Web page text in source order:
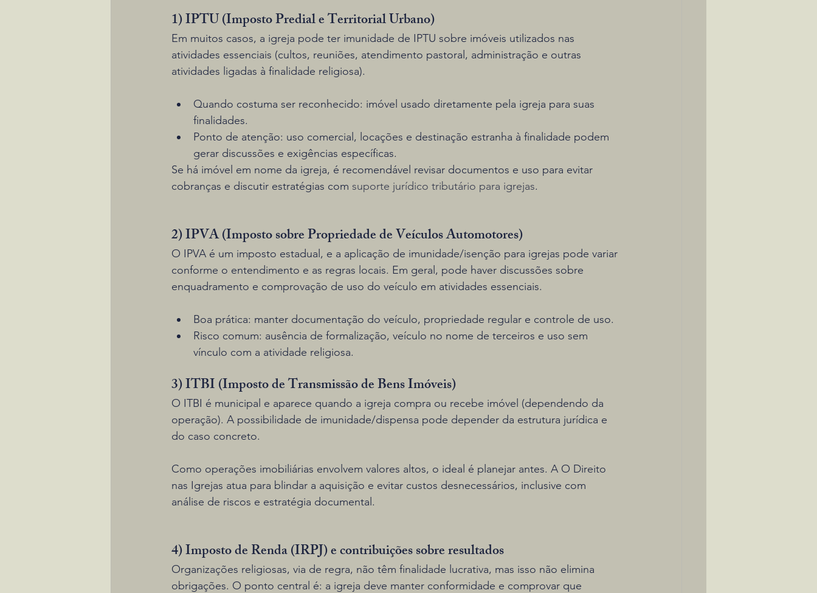
1) IPTU (Imposto Predial e Territorial Urbano)
Em muitos casos, a igreja pode ter imunidade de IPTU sobre imóveis utilizados nas
atividades essenciais (cultos, reuniões, atendimento pastoral, administração e outras
atividades ligadas à finalidade religiosa).
Quando costuma ser reconhecido: imóvel usado diretamente pela igreja para suas
finalidades.
Ponto de atenção: uso comercial, locações e destinação estranha à finalidade podem
gerar discussões e exigências específicas.
Se há imóvel em nome da igreja, é recomendável revisar documentos e uso para evitar
cobranças e discutir estratégias com suporte jurídico tributário para igrejas.
2) IPVA (Imposto sobre Propriedade de Veículos Automotores)
O IPVA é um imposto estadual, e a aplicação de imunidade/isenção para igrejas pode variar
conforme o entendimento e as regras locais. Em geral, pode haver discussões sobre
enquadramento e comprovação de uso do veículo em atividades essenciais.
Boa prática: manter documentação do veículo, propriedade regular e controle de uso.
Risco comum: ausência de formalização, veículo no nome de terceiros e uso sem
vínculo com a atividade religiosa.
3) ITBI (Imposto de Transmissão de Bens Imóveis)
O ITBI é municipal e aparece quando a igreja compra ou recebe imóvel (dependendo da
operação). A possibilidade de imunidade/dispensa pode depender da estrutura jurídica e
do caso concreto.
Como operações imobiliárias envolvem valores altos, o ideal é planejar antes. A O Direito
nas Igrejas atua para blindar a aquisição e evitar custos desnecessários, inclusive com
análise de riscos e estratégia documental.
4) Imposto de Renda (IRPJ) e contribuições sobre resultados
Organizações religiosas, via de regra, não têm finalidade lucrativa, mas isso não elimina
obrigações. O ponto central é: a igreja deve manter conformidade e comprovar que